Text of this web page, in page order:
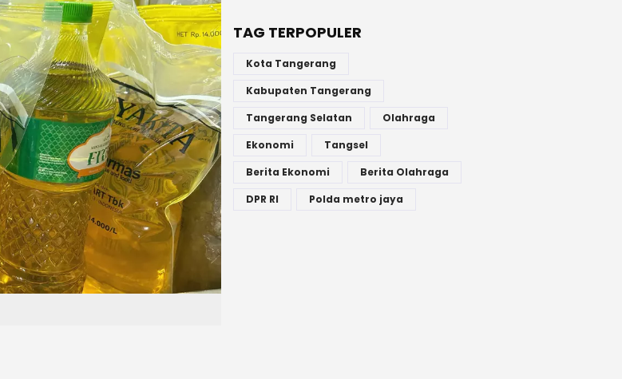
TAG TERPOPULER
Kota Tangerang
Kabupaten Tangerang
Tangerang Selatan
Olahraga
Ekonomi
Tangsel
Berita Ekonomi
Berita Olahraga
DPR RI
Polda metro jaya